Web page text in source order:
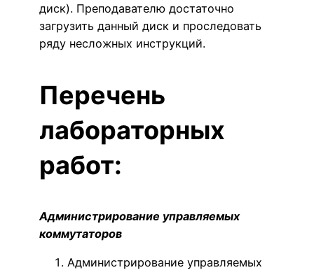
диск). Преподавателю достаточно
загрузить данный диск и проследовать
ряду несложных инструкций.
Перечень
лабораторных
работ:
Администрирование управляемых
коммутаторов
Администрирование управляемых